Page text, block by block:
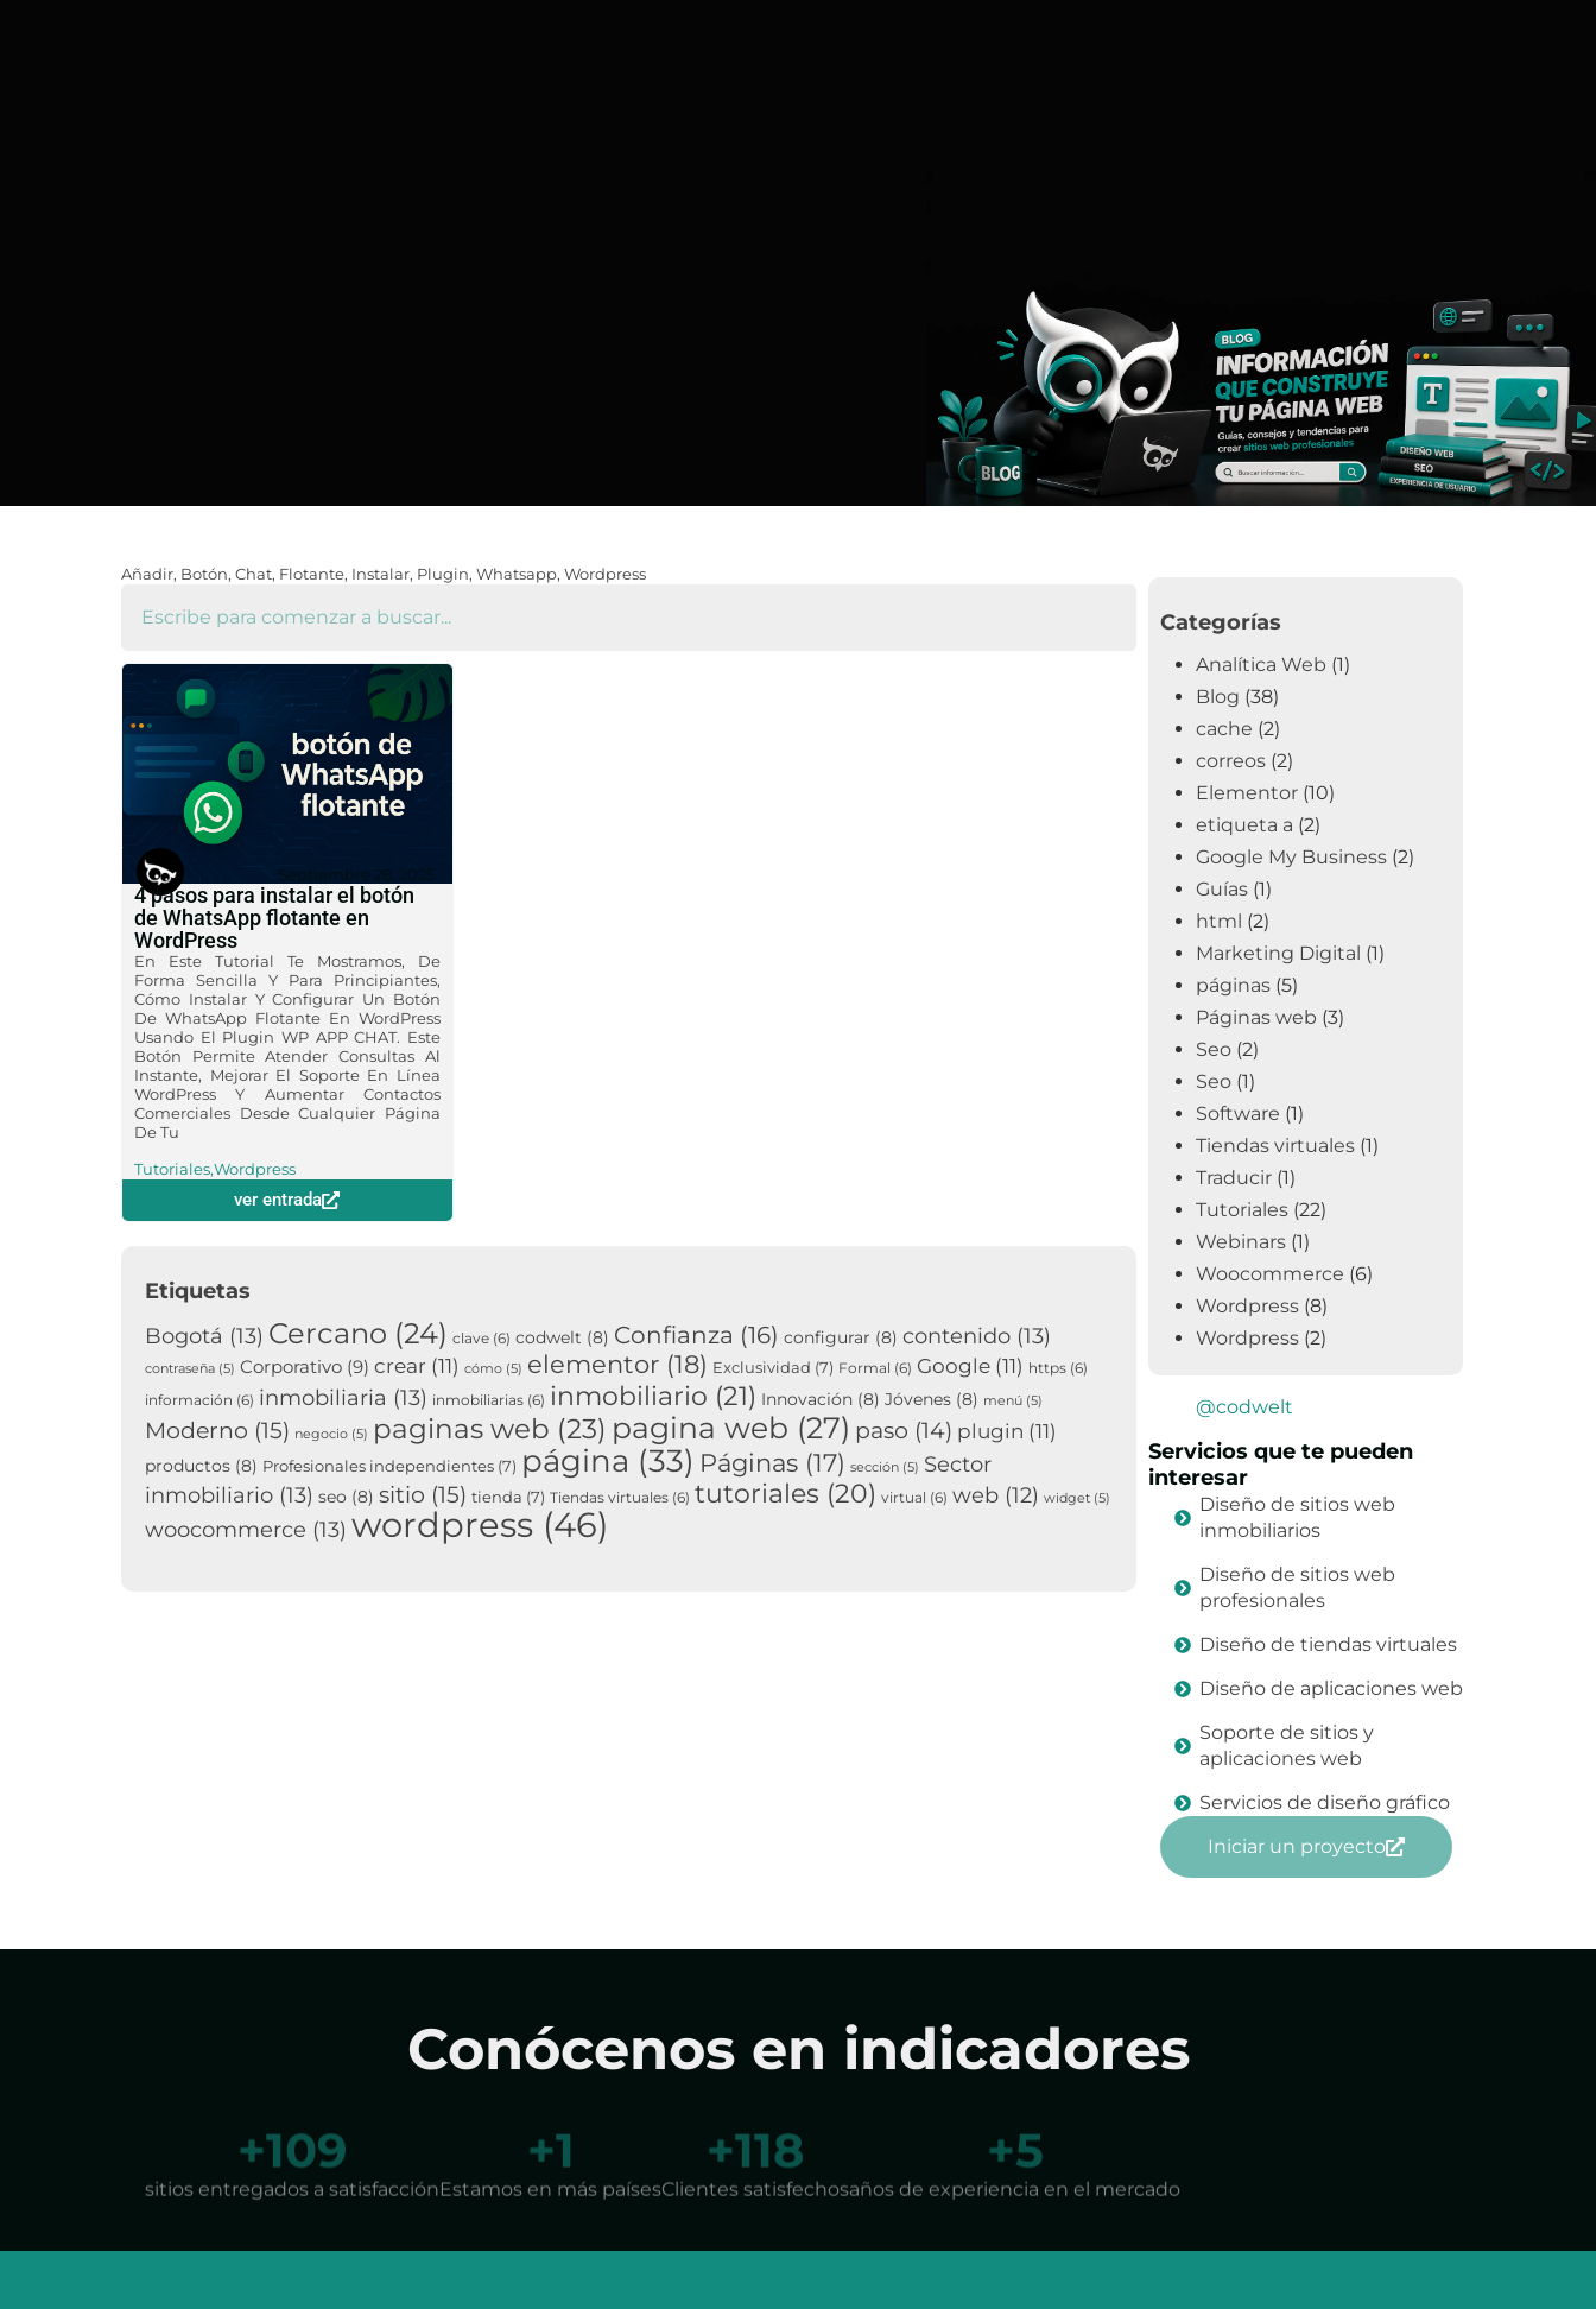
Añadir, Botón, Chat, Flotante, Instalar, Plugin, Whatsapp, Wordpress
Septiembre 28, 2025
4 pasos para instalar el botón
de WhatsApp flotante en
WordPress
En Este Tutorial Te Mostramos, De
Forma Sencilla Y Para Principiantes,
Cómo Instalar Y Configurar Un Botón
De WhatsApp Flotante En WordPress
Usando El Plugin WP APP CHAT. Este
Botón Permite Atender Consultas Al
Instante, Mejorar El Soporte En Línea
WordPress Y Aumentar Contactos
Comerciales Desde Cualquier Página
De Tu
Tutoriales,Wordpress
ver entrada
Etiquetas
Bogotá (13) Cercano (24) clave (6) codwelt (8) Confianza (16) configurar (8) contenido (13)
contraseña (5) Corporativo (9) crear (11) cómo (5) elementor (18) Exclusividad (7) Formal (6) Google (11) https (6)
información (6) inmobiliaria (13) inmobiliarias (6) inmobiliario (21) Innovación (8) Jóvenes (8) menú (5)
Moderno (15) negocio (5) paginas web (23) pagina web (27) paso (14) plugin (11)
productos (8) Profesionales independientes (7) página (33) Páginas (17) sección (5) Sector
inmobiliario (13) seo (8) sitio (15) tienda (7) Tiendas virtuales (6) tutoriales (20) virtual (6) web (12) widget (5)
woocommerce (13) wordpress (46)
Categorías
Analítica Web (1)
Blog (38)
cache (2)
correos (2)
Elementor (10)
etiqueta a (2)
Google My Business (2)
Guías (1)
html (2)
Marketing Digital (1)
páginas (5)
Páginas web (3)
Seo (2)
Seo (1)
Software (1)
Tiendas virtuales (1)
Traducir (1)
Tutoriales (22)
Webinars (1)
Woocommerce (6)
Wordpress (8)
Wordpress (2)
@codwelt
Servicios que te pueden
interesar
Diseño de sitios web
inmobiliarios
Diseño de sitios web
profesionales
Diseño de tiendas virtuales
Diseño de aplicaciones web
Soporte de sitios y
aplicaciones web
Servicios de diseño gráfico
Iniciar un proyecto
Conócenos en indicadores
sitios entregados a satisfacción Estamos en más países Clientes satisfechos años de experiencia en el mercado